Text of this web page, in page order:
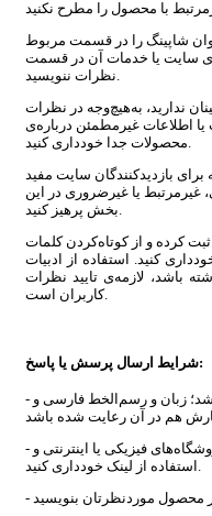
شاپینگ را در قسمت مربوط
سایت یا خدمات آن در قسمت
ندارید، به‌هیچ‌وجه در نظرات
یا اطلاعات غیرمطمئن درباره‌ی
بازدیدکنندگان سایت مفید
غیرمرتبط یا غیرضروری در این
کرده و از کوتاه‌کردن کلمات
کنید. استفاده از ادبیات
باشد، لازمه‌ی تایید نظرات
کاربران است.
شرایط ارسال پرسش یا پاسخ:
- بهتر است پرسش و پاسخ کوتاه و مختصر باشد؛ زبان و رسم‌الخط فارسی و
- از پرسش و پاسخ درباره‌ی آدرس سایر فروشگاه‌های فیزیکی یا اینترنتی و
استفاده از لینک خودداری کنید.